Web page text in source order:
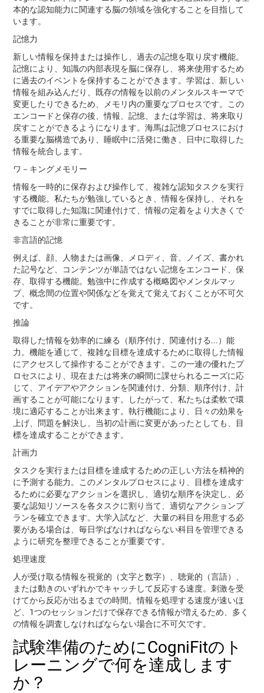
本的な認知能力に関連する脳の領域を強化することを目指して
います。
記憶力
新しい情報を保持または操作し、過去の記憶を取り戻す機能。
記憶により、知識の内部表現を脳に保存し、将来使用するため
に過去のイベントを保持することができます。学習は、新しい
情報を組み込んだり、既存の情報を以前のメンタルスキーマで
変更したりできるため、メモリ内の重要なプロセスです。この
エンコードと保存の後、情報、記憶、または学習は、将来取り
戻すことができるようになります。海馬は記憶プロセスにおけ
る重要な脳構造であり、睡眠中に活発に働き、日中に取得した
情報を統合します。
ワ－キングメモリー
情報を一時的に保存および操作して、複雑な認知タスクを実行
する機能。私たちが勉強しているとき、情報を保持し、それを
すでに取得した知識に関連付けて、情報の定着をより大きくで
きることが非常に重要です。
非言語的記憶
例えば、顔、人物または画像、メロディ、音、ノイズ、書かれ
た記号など、コンテンツが単語ではない記憶をエンコード、保
存、取得する機能。勉強中に作成する概略図やメンタルマッ
プ、概念間の位置や関係などを覚えて覚えておくことが不可欠
です。
推論
取得した情報を効率的に練る（順序付け、関連付ける...）能
力。機能を通じて、複雑な目標を達成するために取得した情報
にアクセスして操作することができます。この一連の優れたプ
ロセスにより、現在または将来の瞬間に課せられるニーズに応
じて、アイデアやアクションを関連付け、分類、順序付け、計
画することが可能になります。したがって、私たちは柔軟で環
境に適応することが出来ます。執行機能により、日々の効果を
上げ、問題を解決し、当初の計画に変更があったとしても、目
標を達成することができます。
計画力
タスクを実行または目標を達成するための正しい方法を精神的
に予測する能力。このメンタルプロセスにより、目標を達成す
るために必要なアクションを選択し、適切な順序を決定し、必
要な認知リソースを各タスクに割り当て、適切なアクションプ
ランを確立できます。大学入試など、大量の科目を用意する必
要がある場合は、毎日学ばなければならない科目を管理できる
ように研究を整理できることが重要です。
処理速度
人が受け取る情報を視覚的（文字と数字）、聴覚的（言語）、
または動きのいずれかでキャッチして反応する速度。刺激を受
けてから反応が出るまでの時間。情報を処理する速度が速いほ
ど、1つのセッションだけで保存できる情報が増えるため、多く
の情報を調査しなければならない場合に不可欠です。
試験準備のためにCogniFitのト
レーニングで何を達成します
か？